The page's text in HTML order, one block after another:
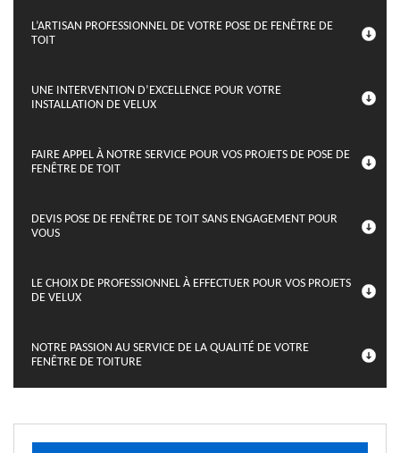
L’ARTISAN PROFESSIONNEL DE VOTRE POSE DE FENÊTRE DE
TOIT
UNE INTERVENTION D’EXCELLENCE POUR VOTRE
INSTALLATION DE VELUX
FAIRE APPEL À NOTRE SERVICE POUR VOS PROJETS DE POSE DE
FENÊTRE DE TOIT
DEVIS POSE DE FENÊTRE DE TOIT SANS ENGAGEMENT POUR
VOUS
LE CHOIX DE PROFESSIONNEL À EFFECTUER POUR VOS PROJETS
DE VELUX
NOTRE PASSION AU SERVICE DE LA QUALITÉ DE VOTRE
FENÊTRE DE TOITURE